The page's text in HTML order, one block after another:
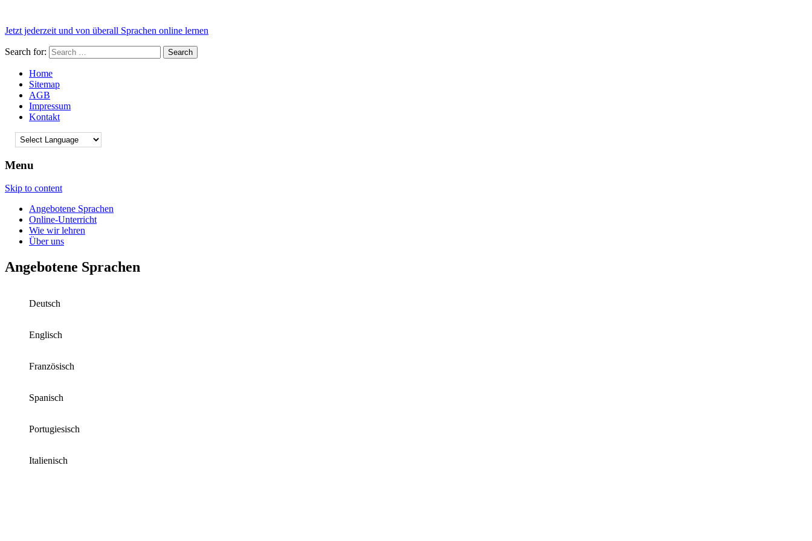
Jetzt jederzeit und von überall Sprachen online lernen
Search for:
Home
Sitemap
AGB
Impressum
Kontakt
Menu
Skip to content
Angebotene Sprachen
Online-Unterricht
Wie wir lehren
Über uns
Angebotene Sprachen
Deutsch
Englisch
Französisch
Spanisch
Portugiesisch
Italienisch